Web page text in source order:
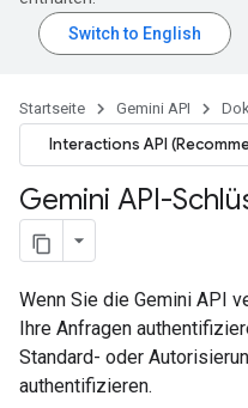
Startseite Gemini API
Interactions API
Gemini API-
Wenn Sie die Gemini API
Ihre Anfragen
Standard- oder
authentifizieren.